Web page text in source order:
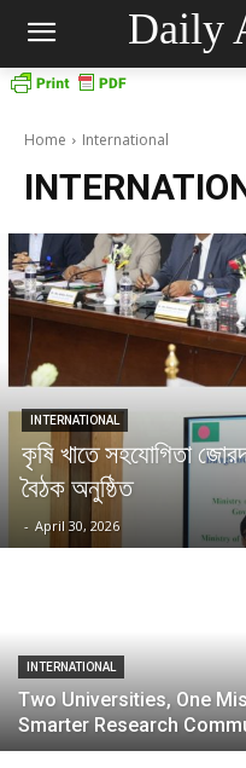
Daily
Home International
INTERNATIONAL
কৃষি খাতে সহযোগিতা
বৈঠক অনুষ্ঠিত
- April 30, 2026
INTERNATIONAL
Two Universities, One
Smarter Research